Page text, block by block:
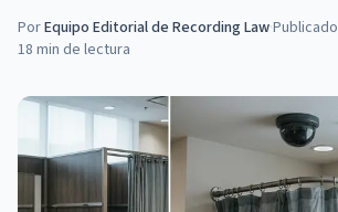
PorEquipo Editorial de Recording Law·Publicado
18 min de lectura